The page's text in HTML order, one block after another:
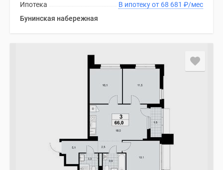
В ипотеку от 68 681 ₽/мес
Ипотека
Бунинская набережная